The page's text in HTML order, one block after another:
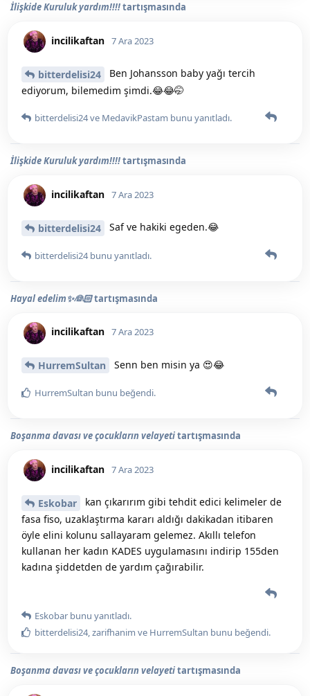
İlişkide Kuruluk yardım!!!!tartışmasında
incilikaftan 7 Ara 2023
bitterdelisi24
Ben Johansson baby yağı tercih
ediyorum, bilemedim şimdi.😂😂🤭
bitterdelisi24ve MedavikPastam bunu yanıtladı.
İlişkide Kuruluk yardım!!!!tartışmasında
incilikaftan 7 Ara 2023
bitterdelisi24 Saf ve hakiki egeden.😂
bitterdelisi24bunu yanıtladı.
Hayal edelim✨👰🏻tartışmasında
incilikaftan 7 Ara 2023
HurremSultan Senn ben misin ya 😍😂
HurremSultan bunu beğendi.
Boşanma davası ve çocukların velayetitartışmasında
incilikaftan 7 Ara 2023
Eskobar
kan çıkarırım gibi tehdit edici kelimeler de
fasa fiso, uzaklaştırma kararı aldığı dakikadan itibaren
öyle elini kolunu sallayaram gelemez. Akıllı telefon
kullanan her kadın KADES uygulamasını indirip 155den
kadına şiddetden de yardım çağırabilir.
Eskobar bunu yanıtladı.
bitterdelisi24,zarifhanim ve HurremSultan bunu beğendi.
Boşanma davası ve çocukların velayetitartışmasında